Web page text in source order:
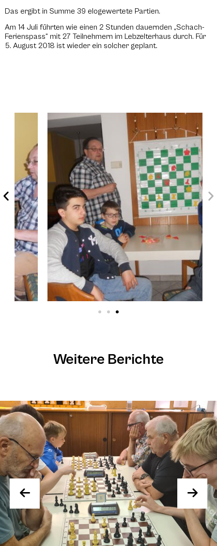
Das ergibt in Summe 39 elogewertete Partien.
Am 14 Juli führten wie einen 2 Stunden dauernden „Schach-
Ferienspass“ mit 27 Teilnehmern im Lebzelterhaus durch. Für
5. August 2018 ist wieder ein solcher geplant.
Weitere Berichte